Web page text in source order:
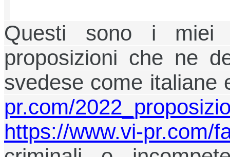
Questi sono i
proposizioni che ne
svedese come italiane
pr.com/
https://www.vi-pr.com/